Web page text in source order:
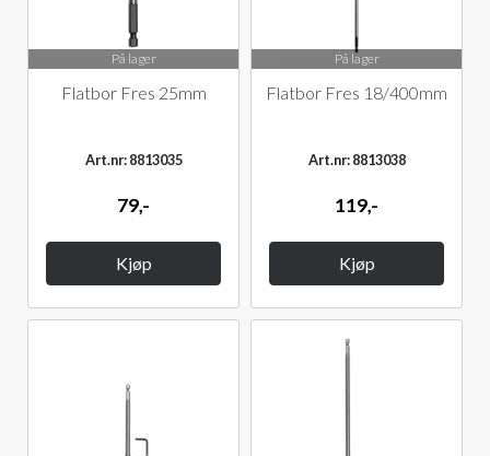
På lager
Flatbor Fres 25mm
Art.nr: 8813035
79,-
Kjøp
På lager
Flatbor Fres 18/400mm
Art.nr: 8813038
119,-
Kjøp